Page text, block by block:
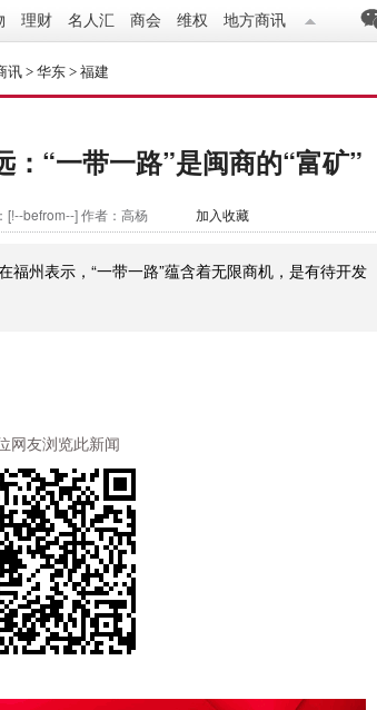
理财 名人汇 商会 维权 地方商讯
讯 > 华东 > 福建
“一带一路”是闽商的“富矿”
[!--befrom--] 作者：高杨 加入收藏
福州表示，“一带一路”蕴含着无限商机，是有待开发
网友浏览此新闻